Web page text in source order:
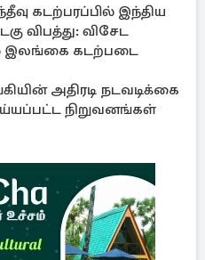
கடற்பரப்பில் இந்திய
விபத்து: விசேட
இலங்கை கடற்படை
அதிரடி நடவடிக்கை
நிறுவனங்கள்